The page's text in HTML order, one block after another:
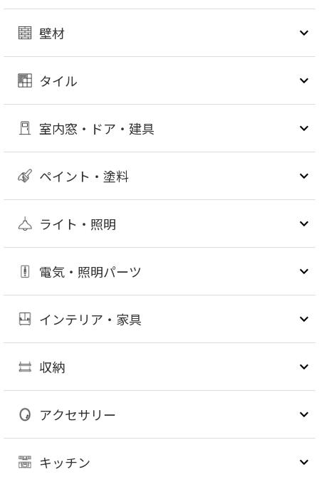
壁材
タイル
室内窓・ドア・建具
ペイント・塗料
ライト・照明
電気・照明パーツ
インテリア・家具
収納
アクセサリー
キッチン